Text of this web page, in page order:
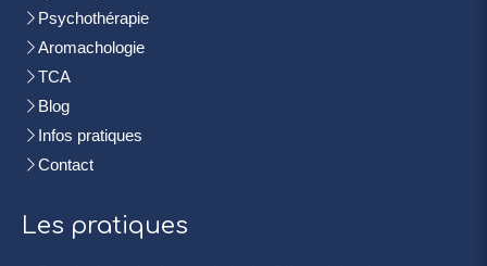
Psychothérapie
Aromachologie
TCA
Blog
Infos pratiques
Contact
Les pratiques